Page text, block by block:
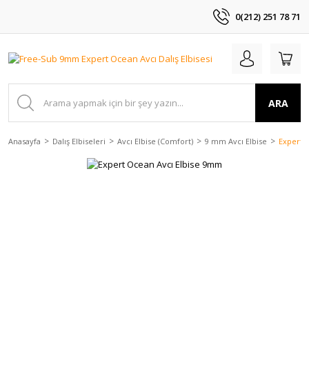
0(212) 251 78 71
ARA
Anasayfa Dalış Elbiseleri Avcı Elbise (Comfort) 9 mm Avcı Elbise Expert